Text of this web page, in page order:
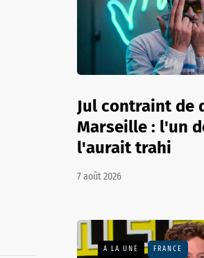
Jul contraint de
Marseille : l'un
l'aurait trahi
7 août 2026
A LA UNE FRANCE